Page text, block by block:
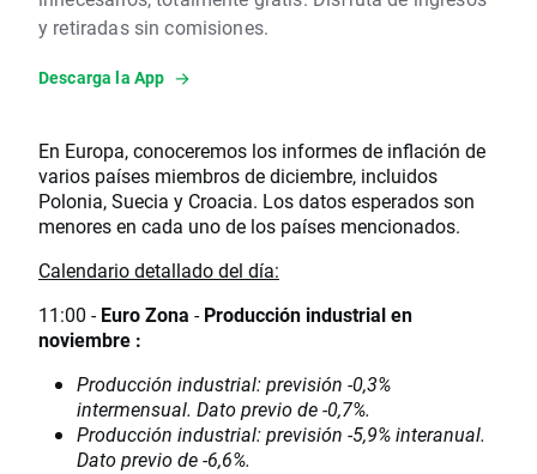
y retiradas sin comisiones.
Descarga la App
En Europa, conoceremos los informes de inflación de
varios países miembros de diciembre, incluidos
Polonia, Suecia y Croacia. Los datos esperados son
menores en cada uno de los países mencionados.
Calendario detallado del día:
11:00 -Euro Zona -Producción industrial en
noviembre :
Producción industrial: previsión -0,3%
intermensual. Dato previo de -0,7%.
Producción industrial: previsión -5,9% interanual.
Dato previo de -6,6%.